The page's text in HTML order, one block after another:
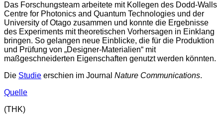
Das Forschungsteam arbeitete mit Kollegen des Dodd-Walls
Centre for Photonics and Quantum Technologies und der
University of Otago zusammen und konnte die Ergebnisse
des Experiments mit theoretischen Vorhersagen in Einklang
bringen. So gelangen neue Einblicke, die für die Produktion
und Prüfung von „Designer-Materialien“ mit
maßgeschneiderten Eigenschaften genutzt werden könnten.
Die Studie erschien im Journal Nature Communications.
Quelle
(THK)